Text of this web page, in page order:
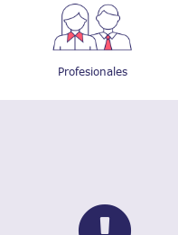
Profesionales